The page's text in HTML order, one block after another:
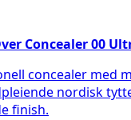
Concealer 00
concealer med
nordisk
finish.